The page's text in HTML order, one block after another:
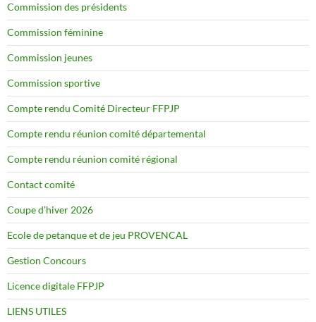
Commission des présidents
Commission féminine
Commission jeunes
Commission sportive
Compte rendu Comité Directeur FFPJP
Compte rendu réunion comité départemental
Compte rendu réunion comité régional
Contact comité
Coupe d’hiver 2026
Ecole de petanque et de jeu PROVENCAL
Gestion Concours
Licence digitale FFPJP
LIENS UTILES